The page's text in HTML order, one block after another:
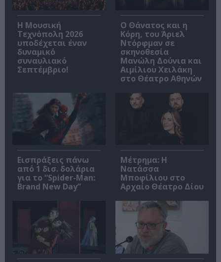
Η Μουσική
Τεχνόπολη 2026
υποδέχεται έναν
δυναμικό
συναυλιακό
Σεπτέμβριο!
Ο Θάνατος και η
Κόρη, του Άριελ
Ντόρφμαν σε
σκηνοθεσία
Μανώλη Δούνια και
Αιμίλιου Χειλάκη
στο Θέατρο Αθηνών
Εισπράξεις πάνω
από 1 δισ. δολάρια
για το “Spider-Man:
Brand New Day”
Μέτρημα: Η
Νατάσσα
Μποφίλιου στο
Αρχαίο Θέατρο Δίου